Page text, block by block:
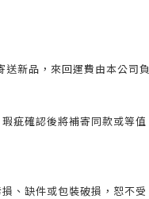
新品，來回運費由本公司負
疵確認後將補寄同款或等值
、缺件或包裝破損，恕不受